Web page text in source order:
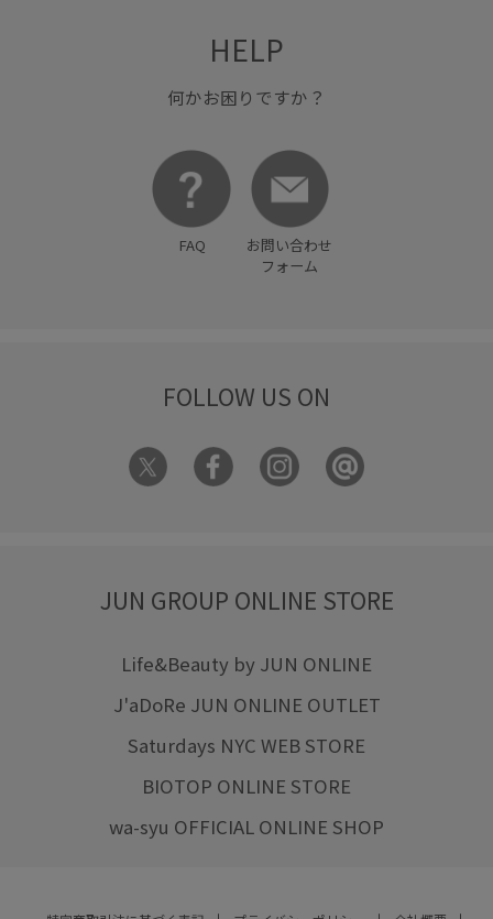
HELP
何かお困りですか？
FAQ
お問い合わせ
フォーム
FOLLOW US ON
JUN GROUP ONLINE STORE
Life&Beauty by JUN ONLINE
J'aDoRe JUN ONLINE OUTLET
Saturdays NYC WEB STORE
BIOTOP ONLINE STORE
wa-syu OFFICIAL ONLINE SHOP